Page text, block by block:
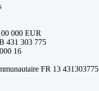
000 EUR
431 303 775
16
FR 13 431303775